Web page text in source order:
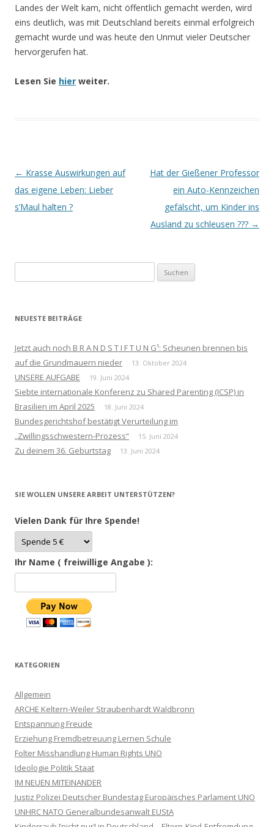
Landes der Welt kam, nicht öffentlich gemacht werden, wird
eins deutlich, was mit Deutschland bereits einmal erfolgreich
gemacht wurde und was heute den Unmut vieler Deutscher
hervorgerufen hat.
Lesen Sie hier weiter.
Beitrags-
Navigation
← Krasse Auswirkungen auf
das eigene Leben: Lieber
s’Maul halten ?
Hat der Gießener Professor
ein Auto-Kennzeichen
gefälscht, um Kinder ins
Ausland zu schleusen ??? →
nach:
NEUESTE BEITRÄGE
Jetzt auch noch B R A N D S T I F T U N G¹: Scheunen brennen bis
auf die Grundmauern nieder
13. Oktober 2024
UNSERE AUFGABE 19. Juni 2024
Siebte internationale Konferenz zu Shared Parenting (ICSP) in
Brasilien im April 2025
18. Juni 2024
Bundesgerichtshof bestätigt Verurteilung im
„Zwillingsschwestern-Prozess“
15. Juni 2024
Zu deinem 36. Geburtstag 13. Juni 2024
SIE WOLLEN UNSERE ARBEIT UNTERSTÜTZEN?
Vielen Dank für Ihre Spende!
Ihr Name ( freiwillige Angabe ):
KATEGORIEN
Allgemein
ARCHE Keltern-Weiler Straubenhardt Waldbronn
Entspannung Freude
Erziehung Fremdbetreuung Lernen Schule
Folter Misshandlung Human Rights UNO
Ideologie Politik Staat
IM NEUEN MITEINANDER
Justiz Polizei Deutscher Bundestag Europäisches Parlament UNO
UNHRC NATO Generalbundesanwalt EUStA